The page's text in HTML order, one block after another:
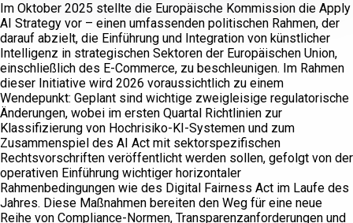
Im Oktober 2025 stellte die Europäische Kommission die Apply
AI Strategy vor – einen umfassenden politischen Rahmen, der
darauf abzielt, die Einführung und Integration von künstlicher
Intelligenz in strategischen Sektoren der Europäischen Union,
einschließlich des E-Commerce, zu beschleunigen. Im Rahmen
dieser Initiative wird 2026 voraussichtlich zu einem
Wendepunkt: Geplant sind wichtige zweigleisige regulatorische
Änderungen, wobei im ersten Quartal Richtlinien zur
Klassifizierung von Hochrisiko-KI-Systemen und zum
Zusammenspiel des AI Act mit sektorspezifischen
Rechtsvorschriften veröffentlicht werden sollen, gefolgt von der
operativen Einführung wichtiger horizontaler
Rahmenbedingungen wie des Digital Fairness Act im Laufe des
Jahres. Diese Maßnahmen bereiten den Weg für eine neue
Reihe von Compliance-Normen, Transparenzanforderungen und